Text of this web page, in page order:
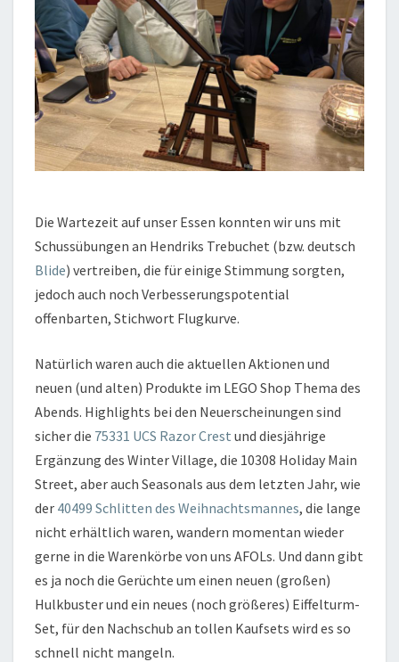
Die Wartezeit auf unser Essen konnten wir uns mit
Schussübungen an Hendriks Trebuchet (bzw. deutsch
Blide) vertreiben, die für einige Stimmung sorgten,
jedoch auch noch Verbesserungspotential
offenbarten, Stichwort Flugkurve.
Natürlich waren auch die aktuellen Aktionen und
neuen (und alten) Produkte im LEGO Shop Thema des
Abends. Highlights bei den Neuerscheinungen sind
sicher die 75331 UCS Razor Crest und diesjährige
Ergänzung des Winter Village, die 10308 Holiday Main
Street, aber auch Seasonals aus dem letzten Jahr, wie
der 40499 Schlitten des Weihnachtsmannes, die lange
nicht erhältlich waren, wandern momentan wieder
gerne in die Warenkörbe von uns AFOLs. Und dann gibt
es ja noch die Gerüchte um einen neuen (großen)
Hulkbuster und ein neues (noch größeres) Eiffelturm-
Set, für den Nachschub an tollen Kaufsets wird es so
schnell nicht mangeln.